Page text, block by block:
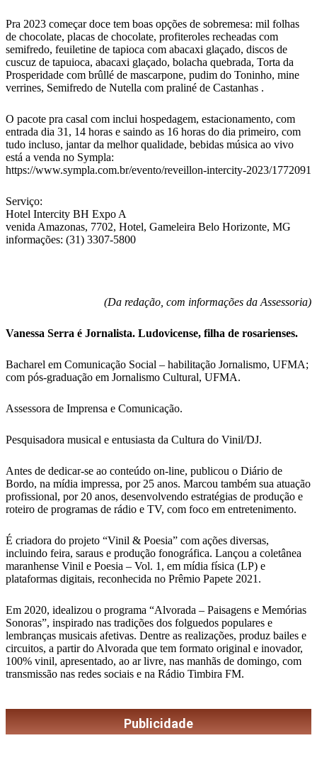
Pra 2023 começar doce tem boas opções de sobremesa: mil folhas
de chocolate, placas de chocolate, profiteroles recheadas com
semifredo, feuiletine de tapioca com abacaxi glaçado, discos de
cuscuz de tapuioca, abacaxi glaçado, bolacha quebrada, Torta da
Prosperidade com brûllé de mascarpone, pudim do Toninho, mine
verrines, Semifredo de Nutella com praliné de Castanhas .
O pacote pra casal com inclui hospedagem, estacionamento, com
entrada dia 31, 14 horas e saindo as 16 horas do dia primeiro, com
tudo incluso, jantar da melhor qualidade, bebidas música ao vivo
está a venda no Sympla:
https://www.sympla.com.br/evento/reveillon-intercity-2023/1772091
Serviço:
Hotel Intercity BH Expo A
venida Amazonas, 7702, Hotel, Gameleira Belo Horizonte, MG
informações: (31) 3307-5800
(Da redação, com informações da Assessoria)
Vanessa Serra é Jornalista. Ludovicense, filha de rosarienses.
Bacharel em Comunicação Social – habilitação Jornalismo, UFMA;
com pós-graduação em Jornalismo Cultural, UFMA.
Assessora de Imprensa e Comunicação.
Pesquisadora musical e entusiasta da Cultura do Vinil/DJ.
Antes de dedicar-se ao conteúdo on-line, publicou o Diário de
Bordo, na mídia impressa, por 25 anos. Marcou também sua atuação
profissional, por 20 anos, desenvolvendo estratégias de produção e
roteiro de programas de rádio e TV, com foco em entretenimento.
É criadora do projeto “Vinil & Poesia” com ações diversas,
incluindo feira, saraus e produção fonográfica. Lançou a coletânea
maranhense Vinil e Poesia – Vol. 1, em mídia física (LP) e
plataformas digitais, reconhecida no Prêmio Papete 2021.
Em 2020, idealizou o programa “Alvorada – Paisagens e Memórias
Sonoras”, inspirado nas tradições dos folguedos populares e
lembranças musicais afetivas. Dentre as realizações, produz bailes e
circuitos, a partir do Alvorada que tem formato original e inovador,
100% vinil, apresentado, ao ar livre, nas manhãs de domingo, com
transmissão nas redes sociais e na Rádio Timbira FM.
Publicidade